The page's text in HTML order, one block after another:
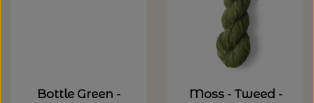
Bottle Green -
Moss - Tweed -